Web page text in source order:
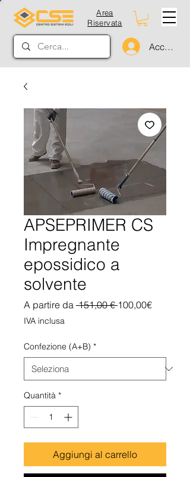
Area
Riservata
Accedi
APSEPRIMER CS
Impregnante
epossidico a
solvente
A partire da 151,00 € Prezzo
100,00€Prezzo
IVA inclusa
Confezione (A+B) *
Quantità *
Aggiungi al carrello